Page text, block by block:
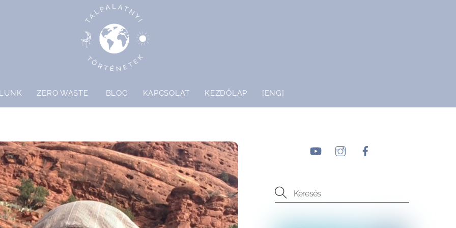
ZERO WASTE BLOG KAPCSOLAT KEZDŐLAP [ENG]
YouTubeInstagram